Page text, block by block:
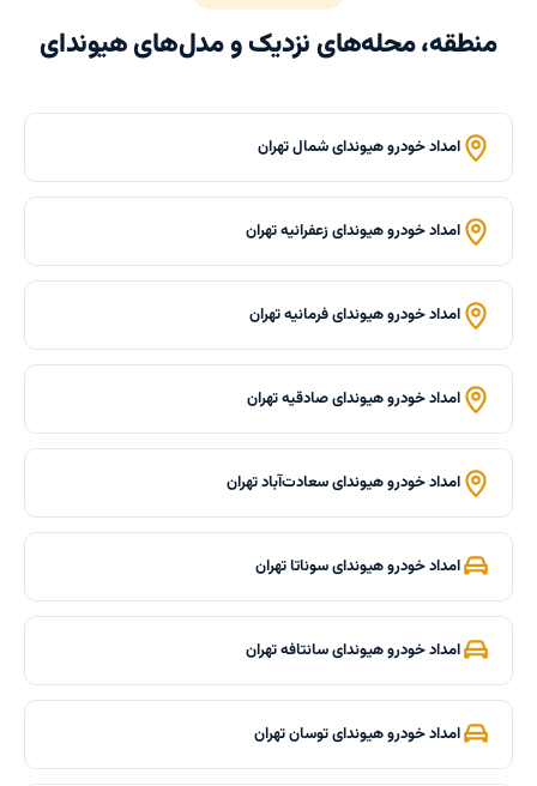
منطقه، محله‌های نزدیک و مدل‌های هیوندای
امداد خودرو هیوندای شمال تهران
امداد خودرو هیوندای زعفرانیه تهران
امداد خودرو هیوندای فرمانیه تهران
امداد خودرو هیوندای صادقیه تهران
امداد خودرو هیوندای سعادت‌آباد تهران
امداد خودرو هیوندای سوناتا تهران
امداد خودرو هیوندای سانتافه تهران
امداد خودرو هیوندای توسان تهران